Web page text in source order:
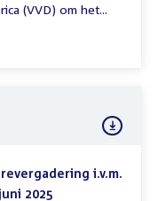
(VVD) om het...
i.v.m.
2025